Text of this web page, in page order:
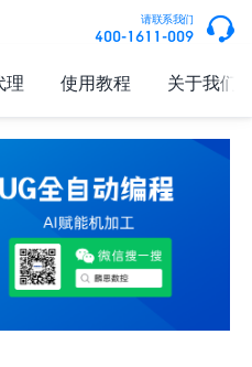
请联系我们
400-1611-009 
理 使用教程 关于我们